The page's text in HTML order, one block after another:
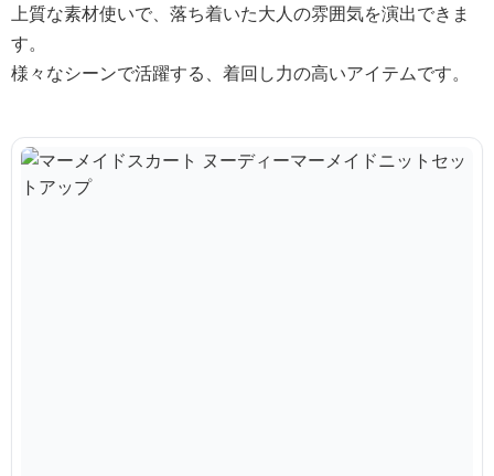
上質な素材使いで、落ち着いた大人の雰囲気を演出できま
す。
様々なシーンで活躍する、着回し力の高いアイテムです。